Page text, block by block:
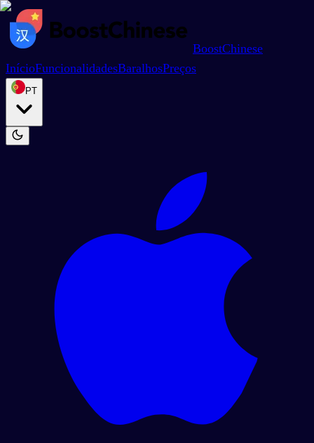
BoostChinese
InícioFuncionalidadesBaralhosPreços
PT